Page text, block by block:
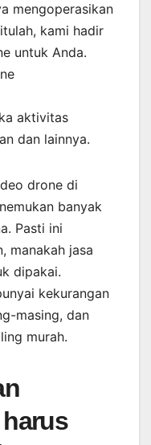
mengoperasikan
kami hadir
untuk Anda.
aktivitas
dan lainnya.
drone di
banyak
Pasti ini
manakah jasa
dipakai.
kekurangan
masing, dan
murah.